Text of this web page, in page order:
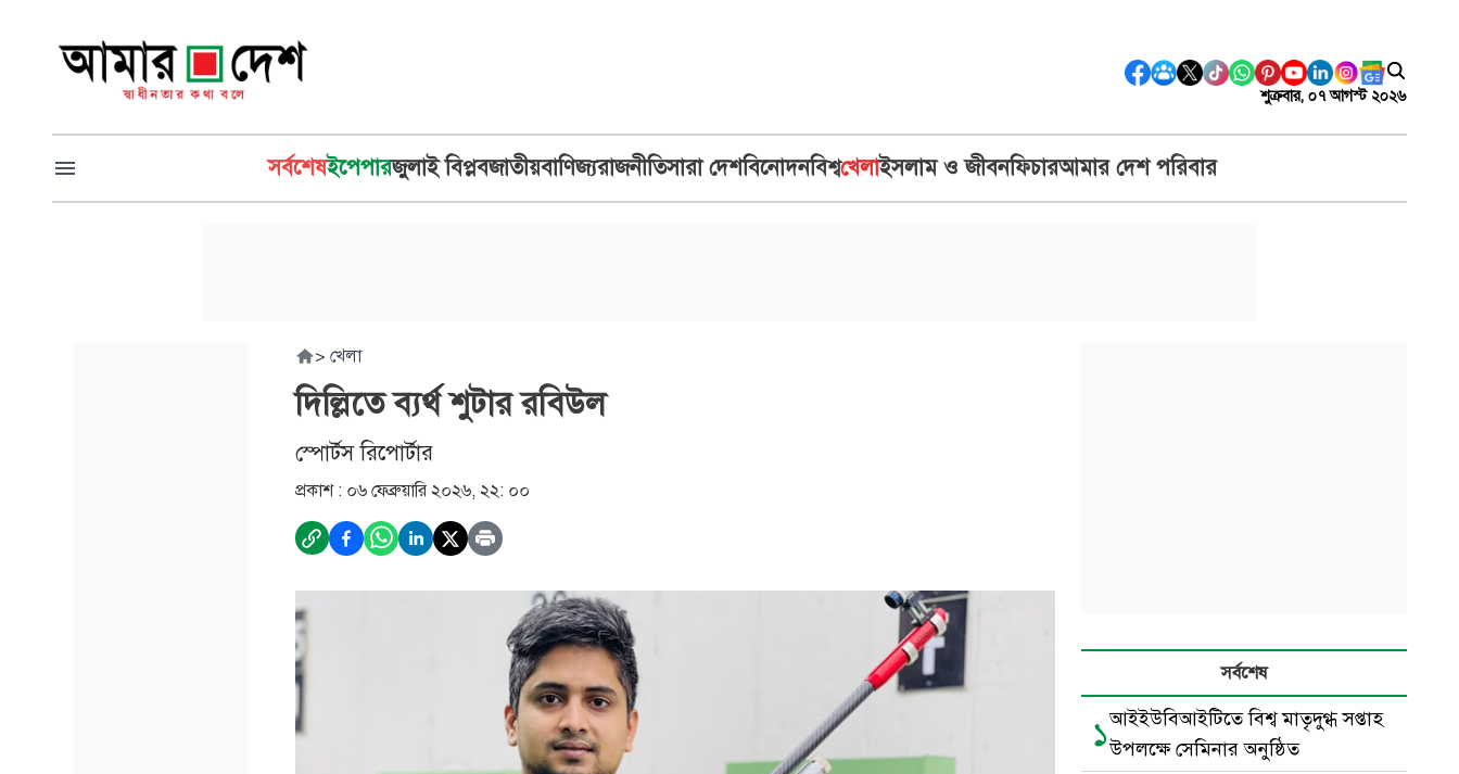
শুক্রবার, ০৭ আগস্ট ২০২৬
সর্বশেষইপেপারজুলাই বিপ্লবজাতীয়বাণিজ্যরাজনীতিসারা দেশবিনোদনবিশ্বখেলাইসলাম ও জীবনফিচারআমার দেশ পরিবার
> খেলা
দিল্লিতে ব্যর্থ শুটার রবিউল
স্পোর্টস রিপোর্টার
প্রকাশ : ০৬ ফেব্রুয়ারি ২০২৬, ২২: ০০
সর্বশেষ
১আইইউবিআইটিতে বিশ্ব মাতৃদুগ্ধ সপ্তাহ
উপলক্ষে সেমিনার অনুষ্ঠিত